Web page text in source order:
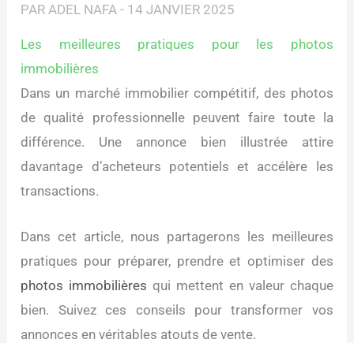
PAR ADEL NAFA- 14 JANVIER 2025
Les meilleures pratiques pour les photos
immobilières
Dans un marché immobilier compétitif, des photos
de qualité professionnelle peuvent faire toute la
différence. Une annonce bien illustrée attire
davantage d’acheteurs potentiels et accélère les
transactions.
Dans cet article, nous partagerons les meilleures
pratiques pour préparer, prendre et optimiser des
photos immobilières qui mettent en valeur chaque
bien. Suivez ces conseils pour transformer vos
annonces en véritables atouts de vente.